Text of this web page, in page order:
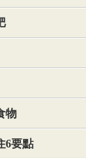
物
6要點